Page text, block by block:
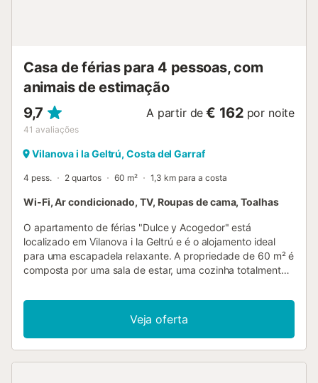
Casa de férias para 4 pessoas, com
animais de estimação
9,7
41 avaliações
A partir de € 162 por noite
Vilanova i la Geltrú, Costa del Garraf
4 pess. 2 quartos 60 m² 1,3 km para a costa
Wi-Fi, Ar condicionado, TV, Roupas de cama, Toalhas
O apartamento de férias "Dulce y Acogedor" está
localizado em Vilanova i la Geltrú e é o alojamento ideal
para uma escapadela relaxante. A propriedade de 60 m² é
composta por uma sala de estar, uma cozinha totalmente
casa de banho e pode, portanto, acomodar 4 pessoas. As
comodidades adicionais incluem Wi-Fi (adequado para
chamadas de vídeo) com um espaço de trabalho
dedicado para escritório em casa, uma televisão, ar
Veja oferta